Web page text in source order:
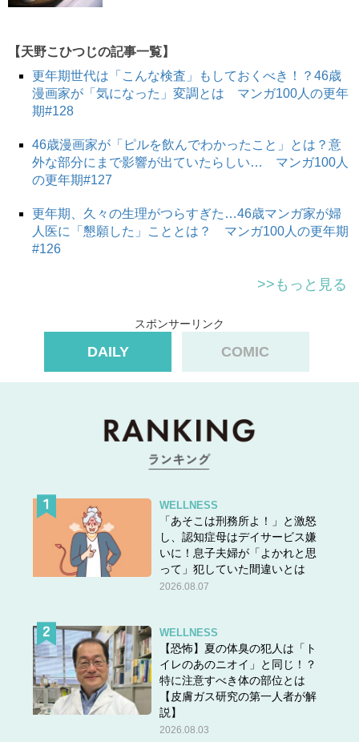
【天野こひつじの記事一覧】
更年期世代は「こんな検査」もしておくべき！？46歳
漫画家が「気になった」変調とは マンガ100人の更年
期#128
46歳漫画家が「ピルを飲んでわかったこと」とは？意
外な部分にまで影響が出ていたらしい… マンガ100人
の更年期#127
更年期、久々の生理がつらすぎた…46歳マンガ家が婦
人医に「懇願した」こととは？ マンガ100人の更年期
#126
>>もっと見る
スポンサーリンク
DAILY COMIC
WELLNESS
「あそこは刑務所よ！」と激怒
し、認知症母はデイサービス嫌
いに！息子夫婦が「よかれと思
って」犯していた間違いとは
2026.08.07
WELLNESS
【恐怖】夏の体臭の犯人は「ト
イレのあのニオイ」と同じ！？
特に注意すべき体の部位とは
【皮膚ガス研究の第一人者が解
説】
2026.08.03